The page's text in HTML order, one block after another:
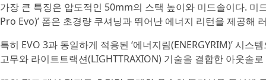
가장 큰 특징은 압도적인 50mm의 스택 높이와 미드솔이다.
Pro Evo)’ 폼은 초경량 쿠셔닝과 뛰어난 에너지 리턴을 제공해
특히 EVO 3과 동일하게 적용된 ‘에너지림(ENERGYRIM)’ 시
고무와 라이트트랙션(LIGHTTRAXION) 기술을 결합한 아웃솔